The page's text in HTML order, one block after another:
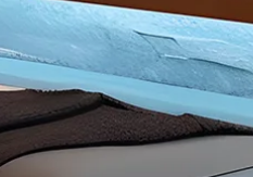
Da parete